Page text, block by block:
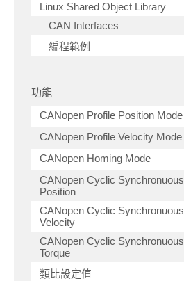
Linux Shared Object Library
CAN Interfaces
編程範例
功能
CANopen Profile Position Mode
CANopen Profile Velocity Mode
CANopen Homing Mode
CANopen Cyclic Synchronuous
Position
CANopen Cyclic Synchronuous
Velocity
CANopen Cyclic Synchronuous
Torque
類比設定值